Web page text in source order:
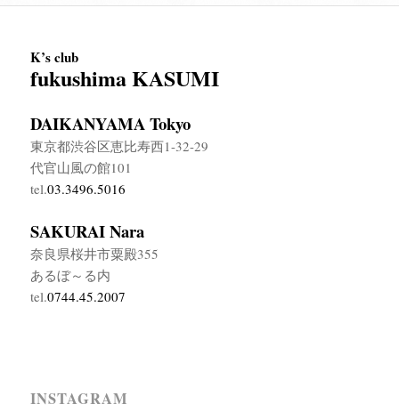
K’s club
fukushima KASUMI
DAIKANYAMA Tokyo
東京都渋谷区恵比寿西1-32-29
代官山風の館101
tel.03.3496.5016
SAKURAI Nara
奈良県桜井市粟殿355
あるぼ～る内
tel.0744.45.2007
INSTAGRAM